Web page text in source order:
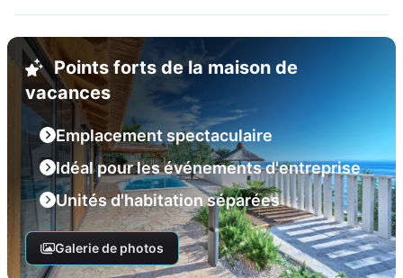
Points forts de la maison de
vacances
Emplacement spectaculaire
Idéal pour les événements d'entreprise
Unités d'habitation séparées
Galerie de photos